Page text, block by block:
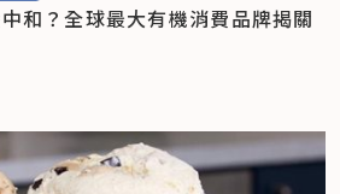
和？全球最大有機消費品牌揭關